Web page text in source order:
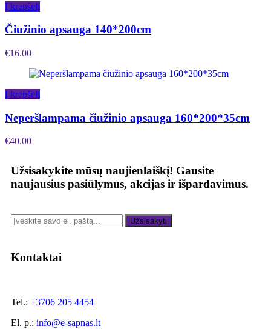
Į krepšelį
Čiužinio apsauga 140*200cm
€16.00
Į krepšelį
Neperšlampama čiužinio apsauga 160*200*35cm
€40.00
Užsisakykite mūsų naujienlaiškį! Gausite
naujausius pasiūlymus, akcijas ir išpardavimus.
Užsisakyti
Kontaktai
Tel.: +3706 205 4454
El. p.: info@e-sapnas.lt